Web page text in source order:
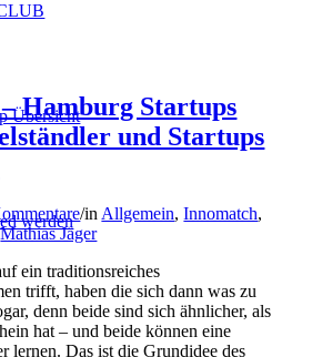
Übersicht
werden
Hamburg Startups
und Startups
/in Allgemein,Innomatch,
Mathias Jäger
ein traditionsreiches
trifft, haben die sich dann was zu
denn beide sind sich ähnlicher, als
hat – und beide können eine
lernen. Das ist die Grundidee des